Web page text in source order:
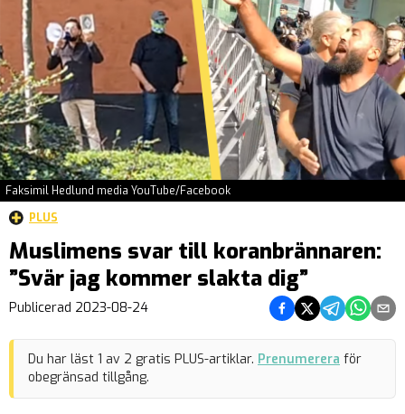
Faksimil Hedlund media YouTube/Facebook
PLUS
Muslimens svar till koranbrännaren:
”Svär jag kommer slakta dig”
Publicerad 2023-08-24 Dela på Facebook
Dela på Twitter
Dela påDela på
Dela
Du har läst 1 av 2 gratis PLUS-artiklar. Prenumerera för
obegränsad tillgång.